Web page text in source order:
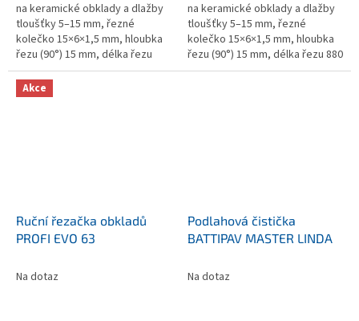
na keramické obklady a dlažby
tloušťky 5–15 mm, řezné
kolečko 15×6×1,5 mm, hloubka
řezu (90°) 15 mm, délka řezu
1030 mm, rozměry
1404x295x280 mm, hmotnost
14,1 kg
na keramické obklady a dlažby
tloušťky 5–15 mm, řezné
kolečko 15×6×1,5 mm, hloubka
řezu (90°) 15 mm, délka řezu 880
mm, rozměry 1246x285x265 mm,
Akce
Ruční řezačka obkladů
PROFI EVO 63
Na dotaz
Podlahová čistička
BATTIPAV MASTER LINDA
Na dotaz